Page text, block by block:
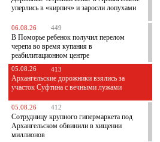
уперлись в «кирпич» и заросли лопухами
06.08.26 449
В Поморье ребенок получил перелом
черепа во время купания в
реабилитационном центре
05.08.26 413
Архангельские дорожники взялись за
участок Суфтина с вечными лужами
05.08.26 412
Сотрудницу крупного гипермаркета под
Архангельском обвинили в хищении
миллионов